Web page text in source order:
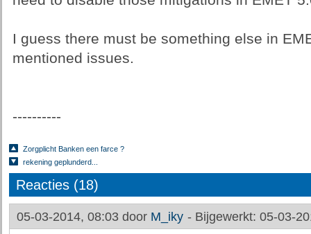
I guess there must be something else in
mentioned issues.
----------
Zorgplicht Banken een farce ?
rekening geplunderd...
Reacties (18)
05-03-2014, 08:03 door M_iky - Bijgewerkt: 05-03-